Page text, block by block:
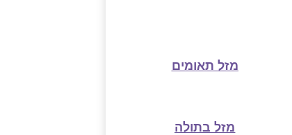
מזל תאומים
מזל בתולה